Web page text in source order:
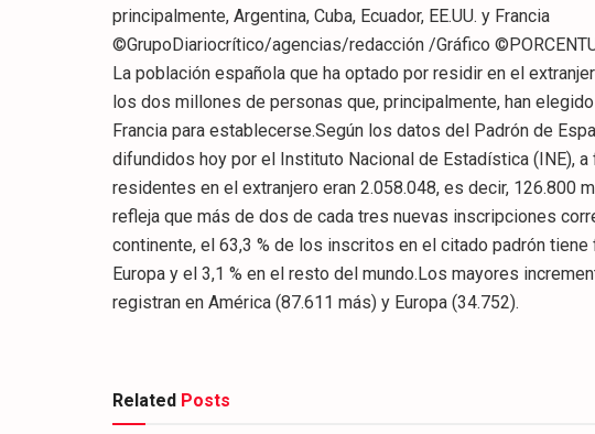
principalmente, Argentina, Cuba, Ecuador, EE.UU. y Francia
©GrupoDiariocrítico/agencias/redacción /Gráfico
La población española que ha optado por residir en el
los dos millones de personas que, principalmente, han
Francia para establecerse.Según los datos del Padrón de
difundidos hoy por el Instituto Nacional de Estadística (INE),
residentes en el extranjero eran 2.058.048, es decir, 126.800
refleja que más de dos de cada tres nuevas inscripciones
continente, el 63,3 % de los inscritos en el citado padrón
Europa y el 3,1 % en el resto del mundo.Los mayores
registran en América (87.611 más) y Europa (34.752).
Related Posts